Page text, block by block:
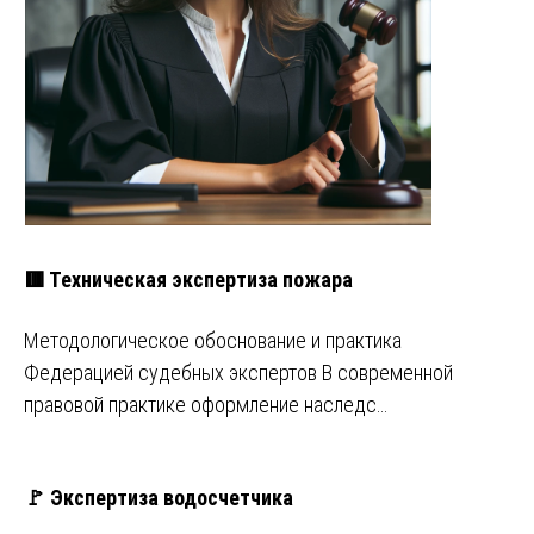
🟥 Техническая экспертиза пожара
Методологическое обоснование и практика
Федерацией судебных экспертов В современной
правовой практике оформление наследс…
🚩 Экспертиза водосчетчика